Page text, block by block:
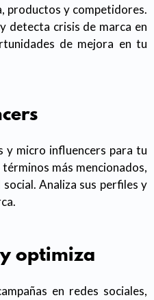
productos y competidores.
detecta crisis de marca en
de mejora en tu
y micro influencers para tu
más mencionados,
Analiza sus perfiles y
optimiza
en redes sociales,